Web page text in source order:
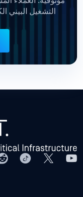
التشغيل البيني